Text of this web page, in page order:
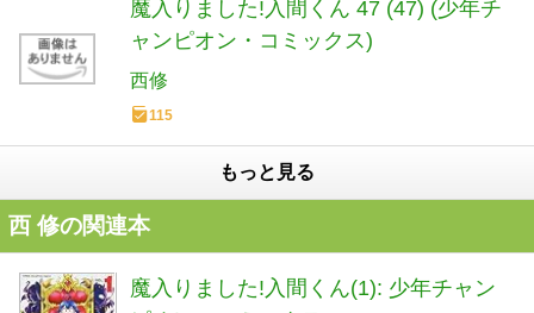
魔入りました!入間くん 47 (47) (少年チ
ャンピオン・コミックス)
西修
115
もっと見る
西 修の関連本
魔入りました!入間くん(1): 少年チャン